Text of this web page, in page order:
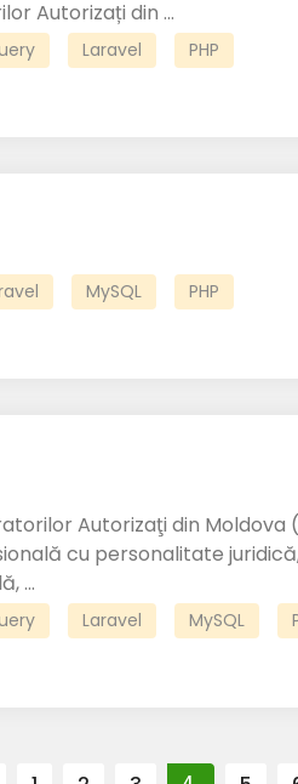
Autorizați din ...
Laravel PHP
MySQL PHP
Autorizaţi din Moldova
cu personalitate
...
Laravel MySQL